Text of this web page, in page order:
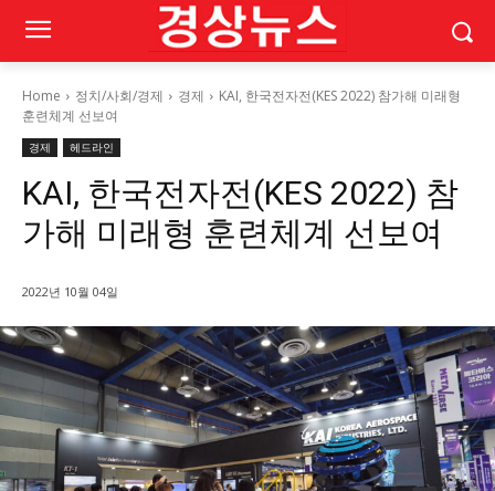
Home 정치/사회/경제 경제
KAI, 한국전자전(KES 2022) 참가해 미래형
훈련체계 선보여
경제 헤드라인
KAI, 한국전자전(KES 2022) 참
가해 미래형 훈련체계 선보여
2022년 10월 04일